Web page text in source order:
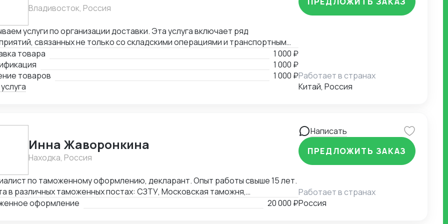
Владивосток, Россия
услуги по организации доставки. Эта услуга включает ряд
связанных не только со складскими операциями и транспортным
В нее также входит таможенное оформление, помощь в
необходимой сопроводительной и разрешительной документации.
товара
1 000 ₽
1 000 ₽
товаров
1 000 ₽Работает в странах
Китай, Россия
Инна Жаворонкина
Находка, Россия
по таможенному оформлению, декларант. Опыт работы свыше 15 лет.
в различных таможенных постах: СЗТУ, Московская таможня,
таможня, Алтайская таможня, Уссурийская таможня,
оформление 20 000 ₽
Написать
ПРЕДЛОЖИТЬ ЗАКАЗ
Работает в странах
Россия